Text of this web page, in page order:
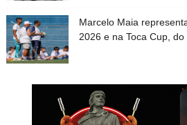
Marcelo Maia
2026 e na Toca Cup, do